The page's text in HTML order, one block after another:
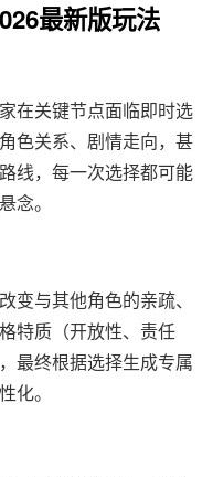
最新版玩法
在关键节点面临即时选
色关系、剧情走向，甚
线，每一次选择都可能
念。
变与其他角色的亲疏、
特质（开放性、责任
最终根据选择生成专属
化。